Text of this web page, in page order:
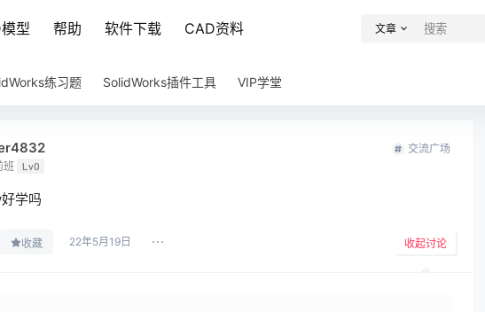
型 帮助 软件下载 CAD资料 文章
练习题 SolidWorks插件工具 VIP学堂
班 Lv0
交流广场
学吗
收藏 22年5月19日 收起讨论